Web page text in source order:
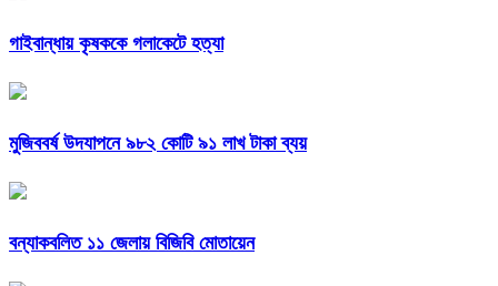
গাইবান্ধায় কৃষককে গলাকেটে হত্যা
মুজিববর্ষ উদযাপনে ৯৮২ কোটি ৯১ লাখ টাকা ব্যয়
বন্যাকবলিত ১১ জেলায় বিজিবি মোতায়েন